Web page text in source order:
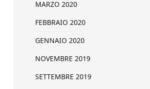
MARZO 2020
FEBBRAIO 2020
GENNAIO 2020
NOVEMBRE 2019
SETTEMBRE 2019